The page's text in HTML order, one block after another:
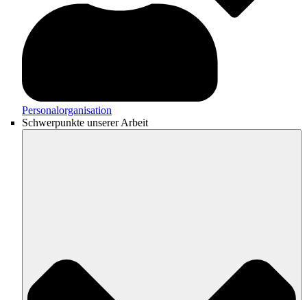
Personalorganisation
Schwerpunkte unserer Arbeit